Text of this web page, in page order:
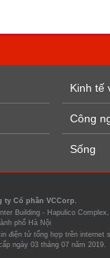
Kinh tế
Công
Sống
ty Cổ phần VCCorp.
Building - Hapulico
phố Hà Nội
điện tử tổng hợp trên internet
ngày 03 tháng 07 năm 2019.